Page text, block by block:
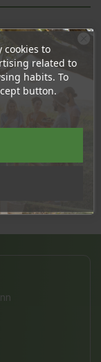
to
related to
habits. To
button.